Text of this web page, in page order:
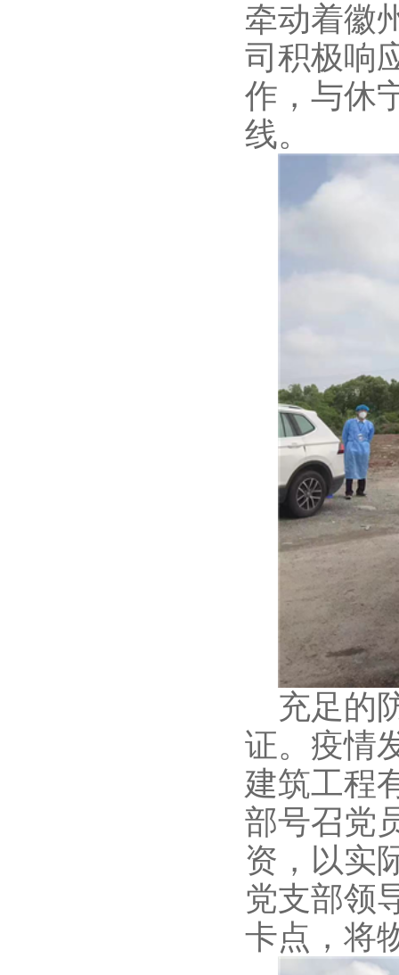
牵动着徽
司积极响
作， 与休
线。
充足的
证。疫情
建筑工程
部号召党
资 ，以实
党支部领
卡点 ， 将